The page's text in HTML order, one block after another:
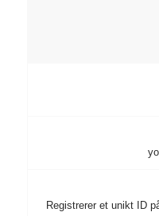
Registrerer et unikt ID